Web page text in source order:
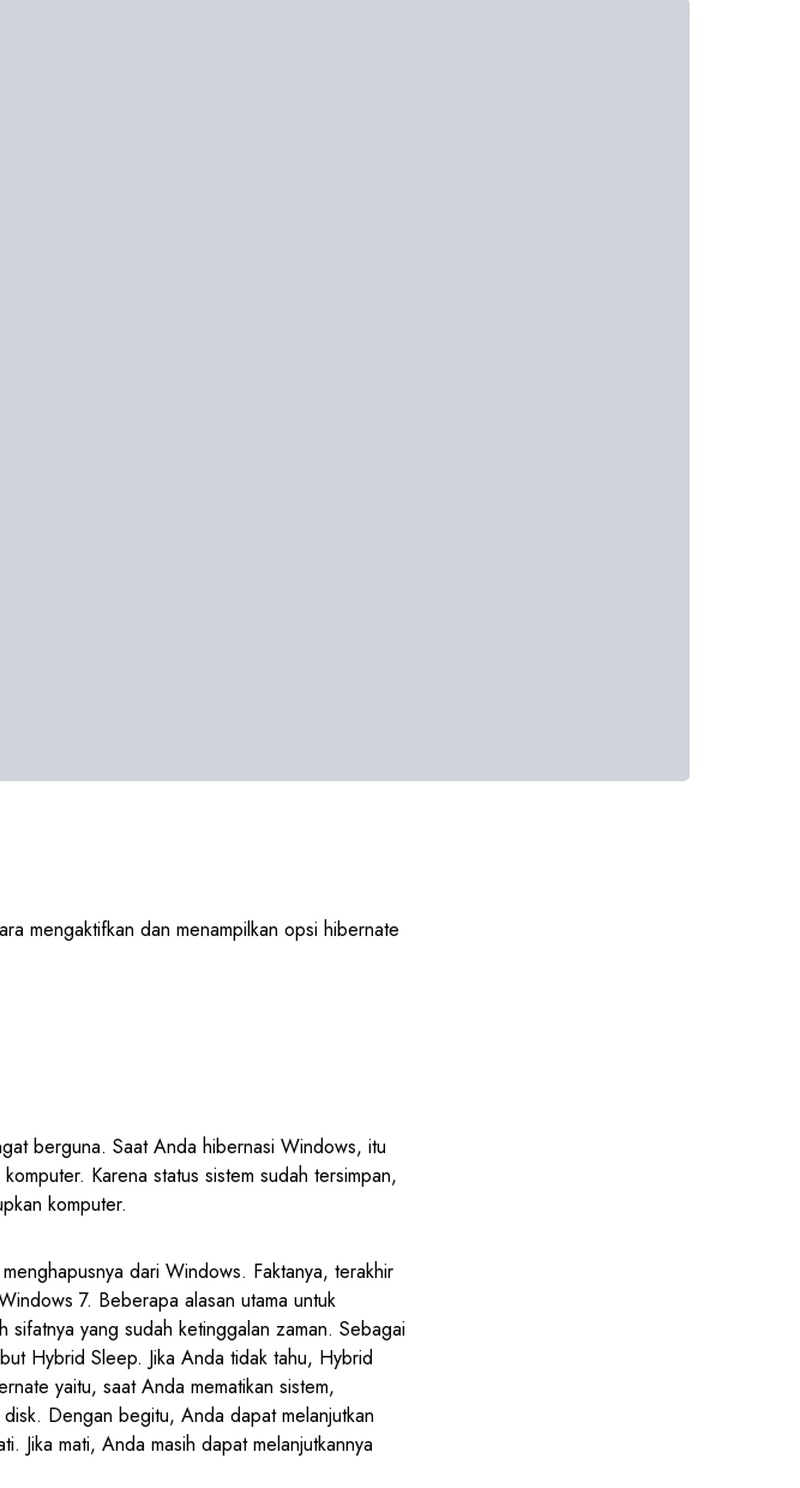
mengaktifkan dan menampilkan opsi hibernate
berguna. Saat Anda hibernasi Windows, itu
Karena status sistem sudah tersimpan,
komputer.
dari Windows. Faktanya, terakhir
7. Beberapa alasan utama untuk
yang sudah ketinggalan zaman. Sebagai
Hybrid Sleep. Jika Anda tidak tahu, Hybrid
yaitu, saat Anda mematikan sistem,
Dengan begitu, Anda dapat melanjutkan
Jika mati, Anda masih dapat melanjutkannya